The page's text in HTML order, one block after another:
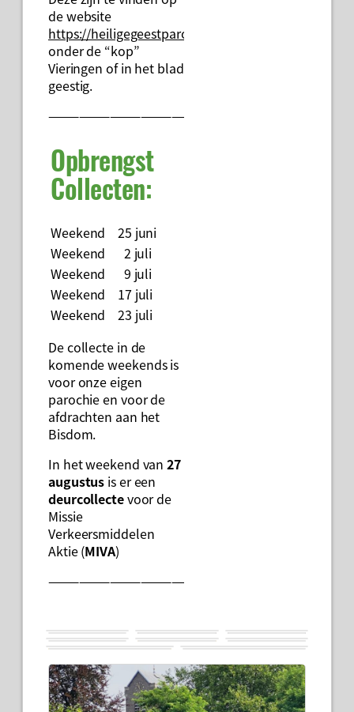
de website
https://heiligegeestparochie.nl
onder de “kop”
Vieringen of in het blad
geestig.
———————————————————————————
Opbrengst
Collecten:
Weekend 25 juni
Weekend 2 juli
Weekend 9 juli
Weekend 17 juli
Weekend 23 juli
De collecte in de
komende weekends is
voor onze eigen
parochie en voor de
afdrachten aan het
Bisdom.
In het weekend van27
augustus is er een
deurcollectevoor de
Missie
Verkeersmiddelen
Aktie (MIVA)
——————————————————————————–